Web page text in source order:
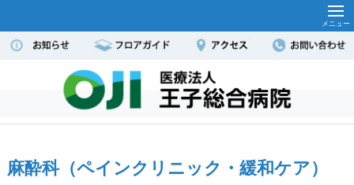
麻酔科（ペインクリニック・緩和ケア）